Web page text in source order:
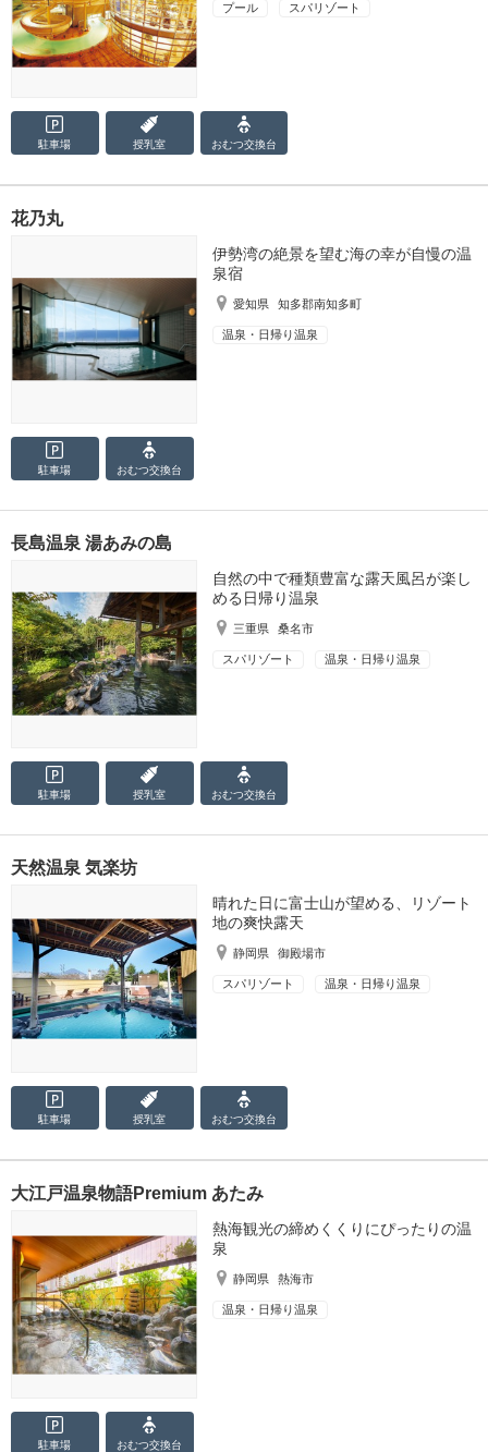
プール スパリゾート
駐車場 授乳室 おむつ交換台
花乃丸
伊勢湾の絶景を望む海の幸が自慢の温
泉宿
愛知県 知多郡南知多町
温泉・日帰り温泉
駐車場 おむつ交換台
長島温泉 湯あみの島
自然の中で種類豊富な露天風呂が楽し
める日帰り温泉
三重県 桑名市
スパリゾート 温泉・日帰り温泉
駐車場 授乳室 おむつ交換台
天然温泉 気楽坊
晴れた日に富士山が望める、リゾート
地の爽快露天
静岡県 御殿場市
スパリゾート 温泉・日帰り温泉
駐車場 授乳室 おむつ交換台
大江戸温泉物語Premium あたみ
熱海観光の締めくくりにぴったりの温
泉
静岡県 熱海市
温泉・日帰り温泉
駐車場 おむつ交換台